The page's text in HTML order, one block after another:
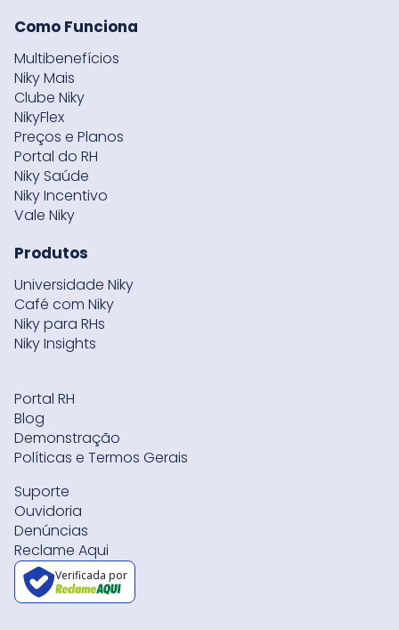
Como Funciona
Multibenefícios
Niky Mais
Clube Niky
NikyFlex
Preços e Planos
Portal do RH
Niky Saúde
Niky Incentivo
Vale Niky
Produtos
Universidade Niky
Café com Niky
Niky para RHs
Niky Insights
Portal RH
Blog
Demonstração
Políticas e Termos Gerais
Suporte
Ouvidoria
Denúncias
Reclame Aqui
Verificada por